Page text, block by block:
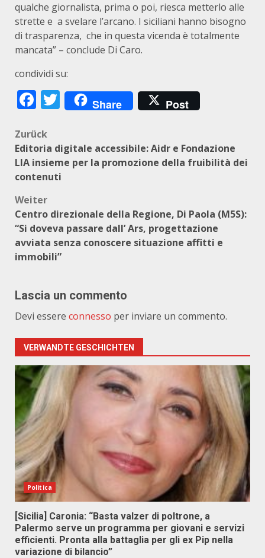
qualche giornalista, prima o poi, riesca metterlo alle
strette e a svelare l’arcano. I siciliani hanno bisogno
di trasparenza, che in questa vicenda è totalmente
mancata” – conclude Di Caro.
condividi su:
Facebook
Twitter
Share Post
Beitragsnavigation
Zurück
Editoria digitale accessibile: Aidr e Fondazione
LIA insieme per la promozione della fruibilità dei
contenuti
Weiter
Centro direzionale della Regione, Di Paola (M5S):
“Si doveva passare dall’ Ars, progettazione
avviata senza conoscere situazione affitti e
immobili”
Lascia un commento
Devi essere connesso per inviare un commento.
VERWANDTE GESCHICHTEN
Politica
[Sicilia] Caronia: “Basta valzer di poltrone, a
Palermo serve un programma per giovani e servizi
efficienti. Pronta alla battaglia per gli ex Pip nella
variazione di bilancio”